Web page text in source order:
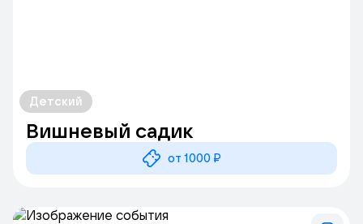
Детский
Вишневый садик
от 1000 ₽